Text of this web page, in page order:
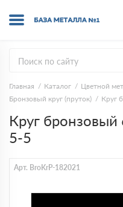
Главная Каталог Цветной
Бронзовый круг (пруток)
Круг
Круг
5-5
Арт. BroKrP-182021